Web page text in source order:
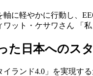
た日本へのス
イランド4.0」を実現す